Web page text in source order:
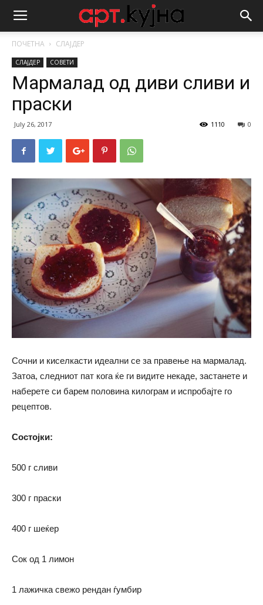
ПОЧЕТНА СЛАЈДЕР
СЛАЈДЕР СОВЕТИ
Мармалад од диви сливи и
праски
July 26, 2017 0
1110
Сочни и киселкасти идеални се за правење на мармалад.
Затоа, следниот пат кога ќе ги видите некаде, застанете и
наберете си барем половина килограм и испробајте го
рецептов.
Состојки:
500 г сливи
300 г праски
400 г шеќер
Сок од 1 лимон
1 лажичка свежо рендан ѓумбир